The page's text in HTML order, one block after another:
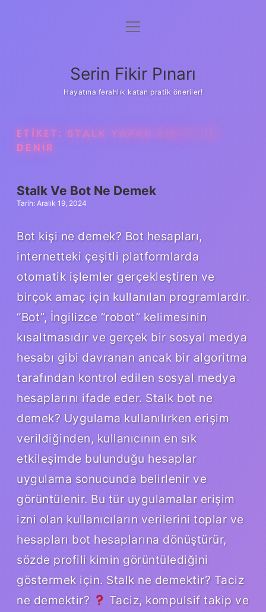
Gizlilik Politikası
Yasal Uyarı
menüyü
Serin Fikir Pınarı
Hayatına ferahlık katan pratik öneriler!
ETIKET: STALK YAPAN KIŞIYE NE
DENIR
Stalk Ve Bot Ne Demek
Tarih: Aralık 19, 2024
Bot kişi ne demek? Bot hesapları,
internetteki çeşitli platformlarda
otomatik işlemler gerçekleştiren ve
birçok amaç için kullanılan programlardır.
“Bot”, İngilizce “robot” kelimesinin
kısaltmasıdır ve gerçek bir sosyal medya
hesabı gibi davranan ancak bir algoritma
tarafından kontrol edilen sosyal medya
hesaplarını ifade eder. Stalk bot ne
demek? Uygulama kullanılırken erişim
verildiğinden, kullanıcının en sık
etkileşimde bulunduğu hesaplar
uygulama sonucunda belirlenir ve
görüntülenir. Bu tür uygulamalar erişim
izni olan kullanıcıların verilerini toplar ve
hesapları bot hesaplarına dönüştürür,
sözde profili kimin görüntülediğini
göstermek için. Stalk ne demektir? Taciz
ne demektir?
Taciz, kompulsif takip ve